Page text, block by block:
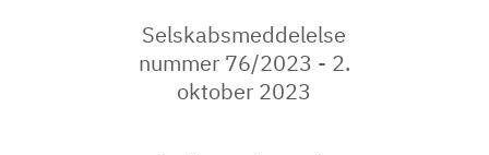
Selskabsmeddelelse
nummer 76/2023 - 2.
oktober 2023